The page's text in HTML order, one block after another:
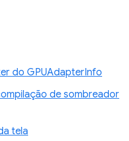
do GPUAdapterInfo
de sombreador
tela